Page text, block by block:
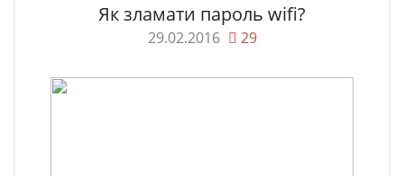
Як зламати пароль wifi?
29.02.2016 29